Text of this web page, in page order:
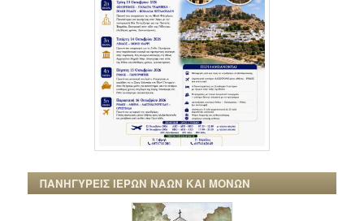
ΠΑΝΗΓΥΡΕΙΣ ΙΕΡΩΝ ΝΑΩΝ ΚΑΙ ΜΟΝΩΝ